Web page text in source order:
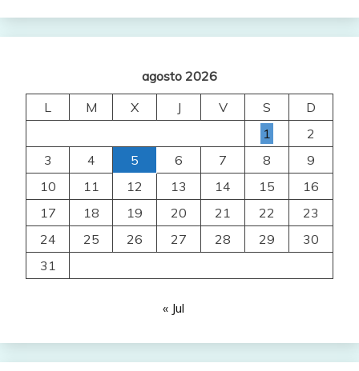
agosto 2026
L
M X J V S
D
1
2
3
4 5 6 7 8
9
10
11 12 13 14 15
16
17
18 19 20 21 22
23
24
25 26 27 28 29
30
31
« Jul